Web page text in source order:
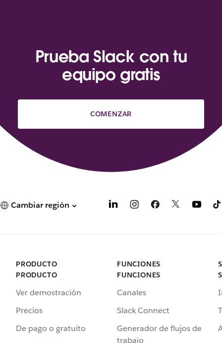
Prueba Slack con tu
equipo gratis
COMENZAR
Cambiar región
PRODUCTO
PRODUCTO
Ver demostración
Precios
De pago o gratuito
FUNCIONES
FUNCIONES
Canales
Slack Connect
Generador de flujos de
trabajo